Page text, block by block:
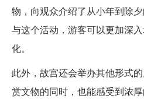
物，向观众介绍了从小年到除
与这个活动，游客可以更加深
化。
此外，故宫还会举办其他形式
赏文物的同时，也能感受到浓厚